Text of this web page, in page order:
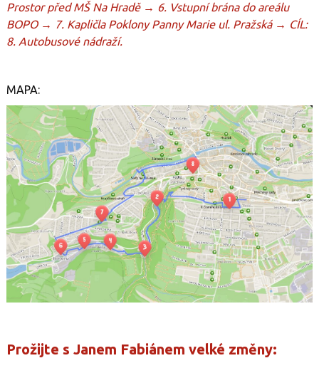
Prostor před MŠ Na Hradě → 6. Vstupní brána do areálu
BOPO → 7. Kapličla Poklony Panny Marie ul. Pražská → CÍL:
8. Autobusové nádraží.
MAPA:
Prožijte s Janem Fabiánem velké změny: